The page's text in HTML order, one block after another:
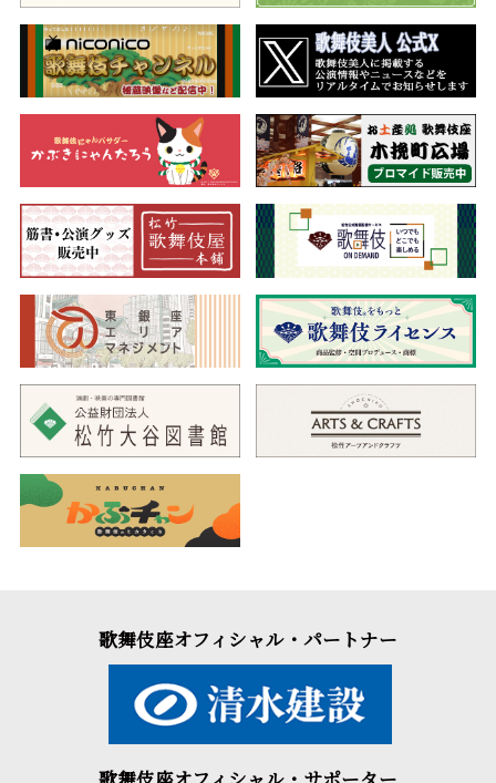
歌舞伎座オフィシャル・パートナー